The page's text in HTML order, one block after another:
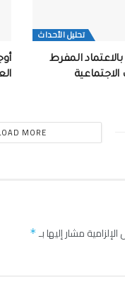
تحلیل الأحداث
المفرط
MORE
مشار إليها بـ*